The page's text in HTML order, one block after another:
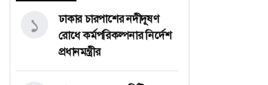
ঢাকার চারপাশের নদীদূষণ
রোধে কর্মপরিকল্পনার নির্দেশ
প্রধানমন্ত্রীর
১